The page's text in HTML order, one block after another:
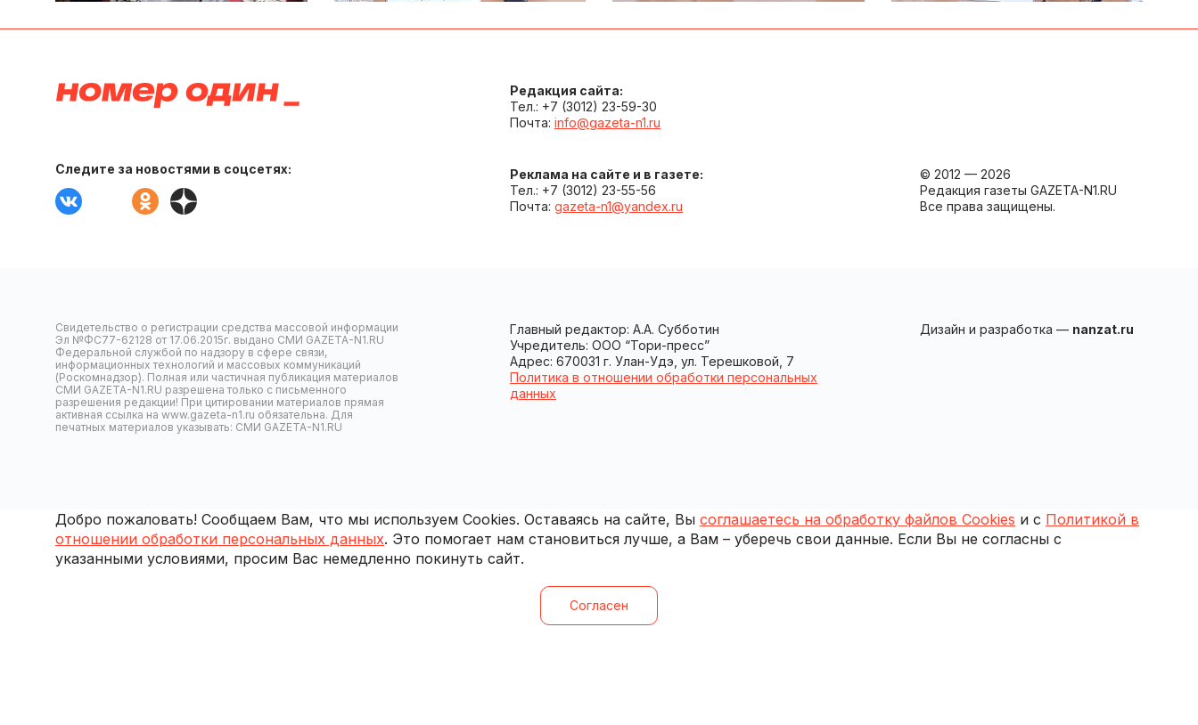
Следите за новостями в соцсетях:
Редакция сайта:
Тел.: +7 (3012) 23-59-30
Почта: info@gazeta-n1.ru
Реклама на сайте и в газете:
Тел.: +7 (3012) 23-55-56
Почта: gazeta-n1@yandex.ru
© 2012 — 2026
Редакция газеты GAZETA-N1.RU
Все права защищены.
Свидетельство о регистрации средства массовой информации
Эл №ФС77-62128 от 17.06.2015г. выдано СМИ GAZETA-N1.RU
Федеральной службой по надзору в сфере связи,
информационных технологий и массовых коммуникаций
(Роскомнадзор). Полная или частичная публикация материалов
СМИ GAZETA-N1.RU разрешена только с письменного
разрешения редакции! При цитировании материалов прямая
активная ссылка на www.gazeta-n1.ru обязательна. Для
печатных материалов указывать: СМИ GAZETA-N1.RU
Главный редактор: А.А. Субботин
Учредитель: ООО “Тори-пресс”
Адрес: 670031 г. Улан-Удэ, ул. Терешковой, 7
Политика в отношении обработки персональных
данных
Дизайн и разработка — nanzat.ru
Добро пожаловать! Сообщаем Вам, что мы используем Cookies. Оставаясь на сайте, Вы соглашаетесь на обработку файлов Cookies и с Политикой в
отношении обработки персональных данных. Это помогает нам становиться лучше, а Вам – уберечь свои данные. Если Вы не согласны с
указанными условиями, просим Вас немедленно покинуть сайт.
Согласен